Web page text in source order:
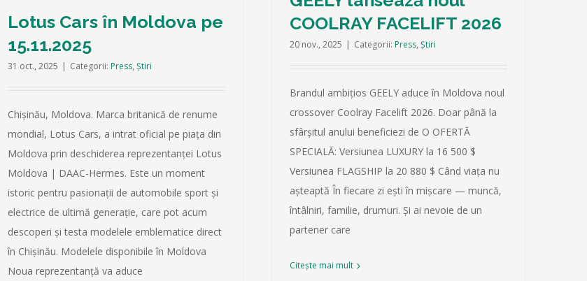
COOLRAY FACELIFT 2026
20 nov., 2025 | Categorii: Press, Știri
Brandul ambițios GEELY aduce în Moldova noul
crossover Coolray Facelift 2026. Doar până la
sfârșitul anului beneficiezi de O OFERTĂ
SPECIALĂ: Versiunea LUXURY la 16 500 $
Versiunea FLAGSHIP la 20 880 $ Când viața nu
așteaptă În fiecare zi ești în mișcare — muncă,
întâlniri, familie, drumuri. Și ai nevoie de un
partener care
Citește mai mult
Lotus Cars în Moldova pe
15.11.2025
31 oct., 2025 | Categorii: Press, Știri
Chișinău, Moldova. Marca britanică de renume
mondial, Lotus Cars, a intrat oficial pe piața din
Moldova prin deschiderea reprezentanței Lotus
Moldova | DAAC-Hermes. Este un moment
istoric pentru pasionații de automobile sport și
electrice de ultimă generație, care pot acum
descoperi și testa modelele emblematice direct
în Chișinău. Modelele disponibile în Moldova
Noua reprezentanță va aduce